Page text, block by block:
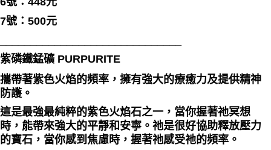
7號：500元
紫磷鐵錳礦 PURPURITE
攜帶著紫色火焰的頻率，擁有強大的療癒力及提供精神
防護。
這是最強最純粹的紫色火焰石之一，當你握著祂冥想
時，能帶來強大的平靜和安寧。祂是很好協助釋放壓力
的寶石，當你感到焦慮時，握著祂感受祂的頻率。